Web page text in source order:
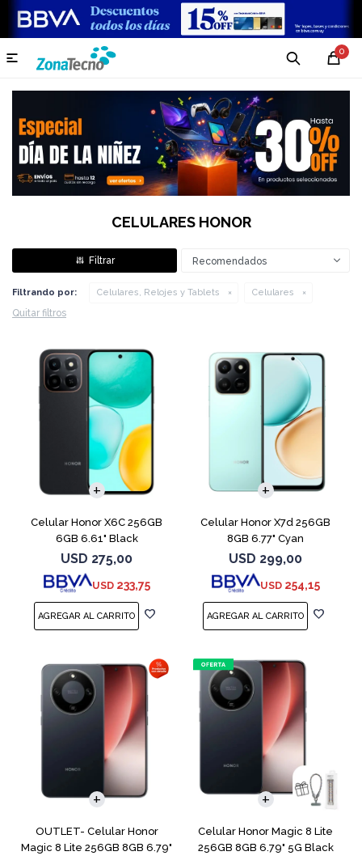
0

CELULARES HONOR
Recomendados
Filtrando por: Celulares, Relojes y Tablets Celulares
Quitar filtros
Celular Honor X6C 256GB
6GB 6.61" Black
USD 275,00
USD 233,75
COMPARAR
Celular Honor X7d 256GB
8GB 6.77" Cyan
USD 299,00
USD 254,15
COMPARAR
OUTLET- Celular Honor
Magic 8 Lite 256GB 8GB 6.79"
Celular Honor Magic 8 Lite
256GB 8GB 6.79" 5G Black
COMPARAR